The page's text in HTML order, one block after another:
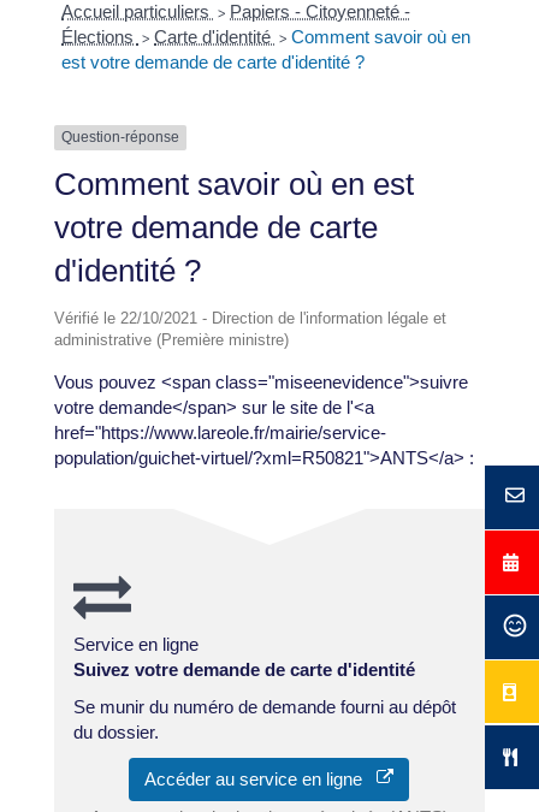
Accueil particuliers > Papiers - Citoyenneté -
Élections > Carte d'identité > Comment savoir où en
est votre demande de carte d'identité ?
Question-réponse
Comment savoir où en est
votre demande de carte
d'identité ?
Vérifié le 22/10/2021 - Direction de l'information légale et
administrative (Première ministre)
Vous pouvez <span class="miseenevidence">suivre
votre demande</span> sur le site de l'<a
href="https://www.lareole.fr/mairie/service-
population/guichet-virtuel/?xml=R50821">ANTS</a> :
Service en ligne
Suivez votre demande de carte d'identité
Se munir du numéro de demande fourni au dépôt
du dossier.
Accéder au service en ligne